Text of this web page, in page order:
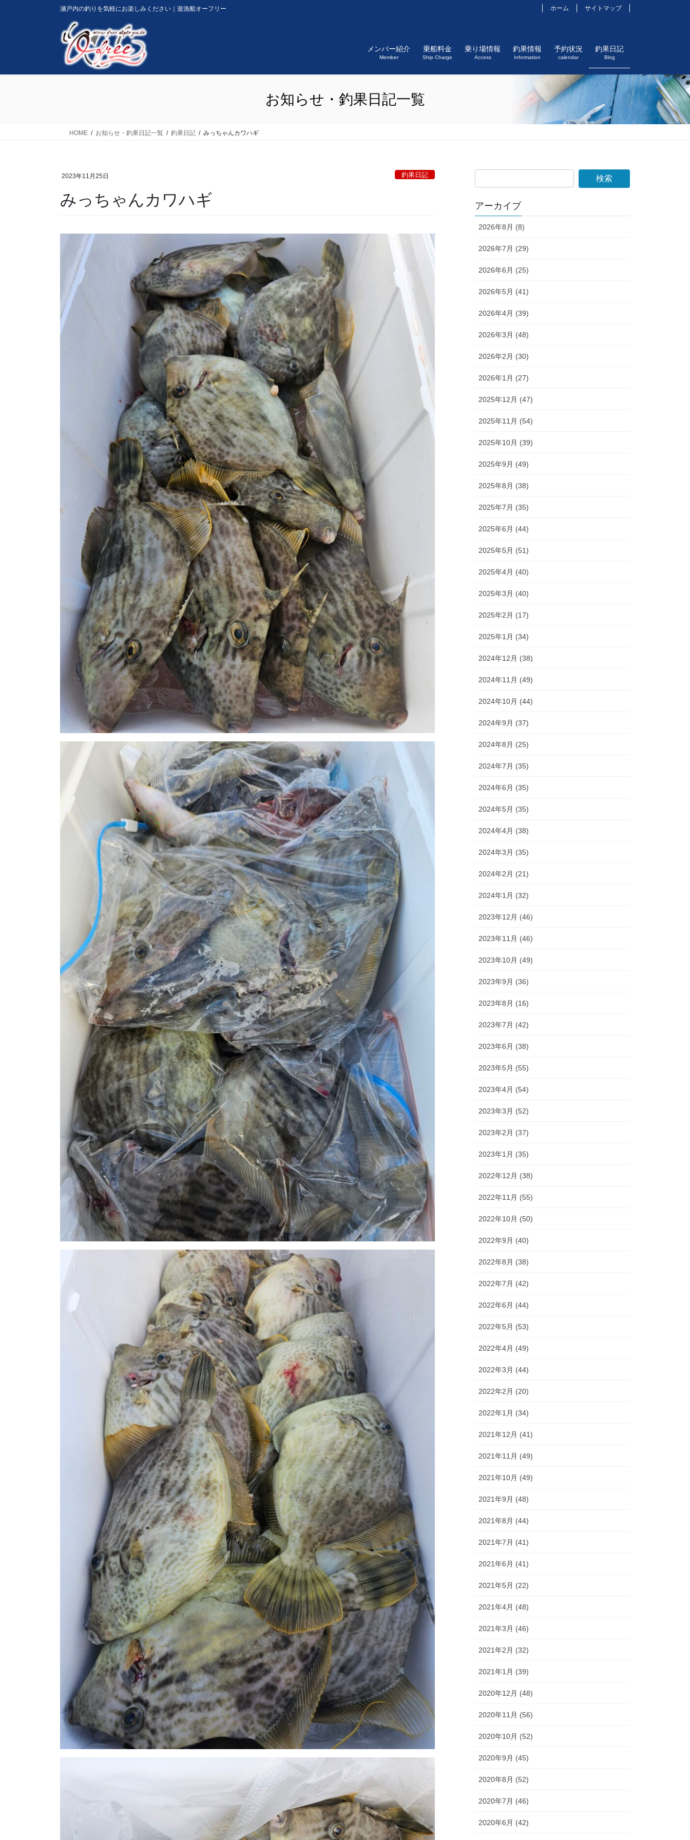
瀬戸内の釣りを気軽にお楽しみください｜遊漁船オーフリー ホーム サイトマップ
メンバー紹介
Member
乗船料金
Ship Charge
乗り場情報
Access
釣果情報
Information
予約状況
calendar
釣果日記
Blog
お知らせ・釣果日記一覧
HOME お知らせ・釣果日記一覧 釣果日記 みっちゃんカワハギ
2023年11月25日 釣果日記
みっちゃんカワハギ アーカイブ
2026年8月 (8)
2026年7月 (29)
2026年6月 (25)
2026年5月 (41)
2026年4月 (39)
2026年3月 (48)
2026年2月 (30)
2026年1月 (27)
2025年12月 (47)
2025年11月 (54)
2025年10月 (39)
2025年9月 (49)
2025年8月 (38)
2025年7月 (35)
2025年6月 (44)
2025年5月 (51)
2025年4月 (40)
2025年3月 (40)
2025年2月 (17)
2025年1月 (34)
2024年12月 (38)
2024年11月 (49)
2024年10月 (44)
2024年9月 (37)
2024年8月 (25)
2024年7月 (35)
2024年6月 (35)
2024年5月 (35)
2024年4月 (38)
2024年3月 (35)
2024年2月 (21)
2024年1月 (32)
2023年12月 (46)
2023年11月 (46)
2023年10月 (49)
2023年9月 (36)
2023年8月 (16)
2023年7月 (42)
2023年6月 (38)
2023年5月 (55)
2023年4月 (54)
2023年3月 (52)
2023年2月 (37)
2023年1月 (35)
2022年12月 (38)
2022年11月 (55)
2022年10月 (50)
2022年9月 (40)
2022年8月 (38)
2022年7月 (42)
2022年6月 (44)
2022年5月 (53)
2022年4月 (49)
2022年3月 (44)
2022年2月 (20)
2022年1月 (34)
2021年12月 (41)
2021年11月 (49)
2021年10月 (49)
2021年9月 (48)
2021年8月 (44)
2021年7月 (41)
2021年6月 (41)
2021年5月 (22)
2021年4月 (48)
2021年3月 (46)
2021年2月 (32)
2021年1月 (39)
2020年12月 (48)
2020年11月 (56)
2020年10月 (52)
2020年9月 (45)
2020年8月 (52)
2020年7月 (46)
2020年6月 (42)